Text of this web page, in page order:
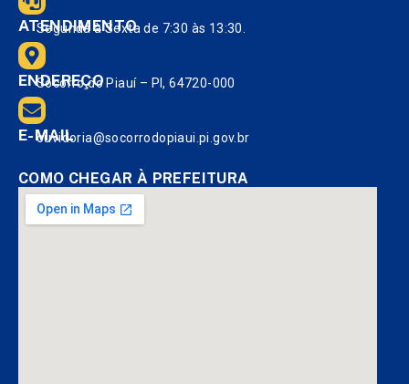
ATENDIMENTO
Segunda à Sexta de 7:30 às 13:30.
ENDEREÇO
Socorro do Piauí – PI, 64720-000
E-MAIL
ouvidoria@socorrodopiaui.pi.gov.br
COMO CHEGAR À PREFEITURA